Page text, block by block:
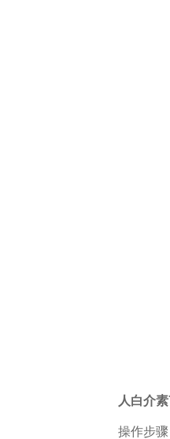
人白介
操作步